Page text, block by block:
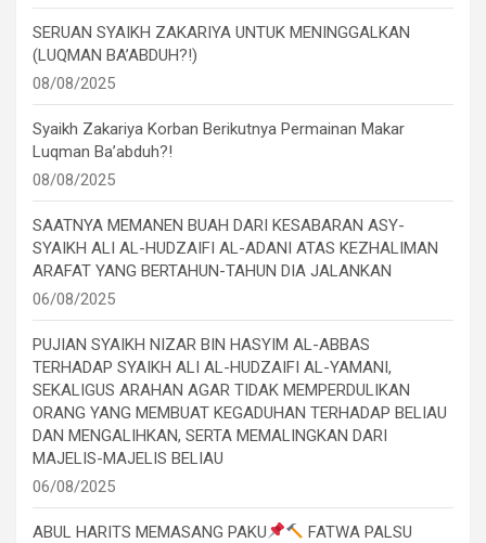
SERUAN SYAIKH ZAKARIYA UNTUK MENINGGALKAN
(LUQMAN BA’ABDUH?!)
08/08/2025
Syaikh Zakariya Korban Berikutnya Permainan Makar
Luqman Ba’abduh?!
08/08/2025
SAATNYA MEMANEN BUAH DARI KESABARAN ASY-
SYAIKH ALI AL-HUDZAIFI AL-ADANI ATAS KEZHALIMAN
ARAFAT YANG BERTAHUN-TAHUN DIA JALANKAN
06/08/2025
PUJIAN SYAIKH NIZAR BIN HASYIM AL-ABBAS
TERHADAP SYAIKH ALI AL-HUDZAIFI AL-YAMANI,
SEKALIGUS ARAHAN AGAR TIDAK MEMPERDULIKAN
ORANG YANG MEMBUAT KEGADUHAN TERHADAP BELIAU
DAN MENGALIHKAN, SERTA MEMALINGKAN DARI
MAJELIS-MAJELIS BELIAU
06/08/2025
ABUL HARITS MEMASANG PAKU
FATWA PALSU